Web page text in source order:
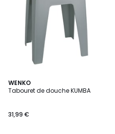
WENKO
Tabouret de douche KUMBA
31,99 €
5
/
3
Couleurs